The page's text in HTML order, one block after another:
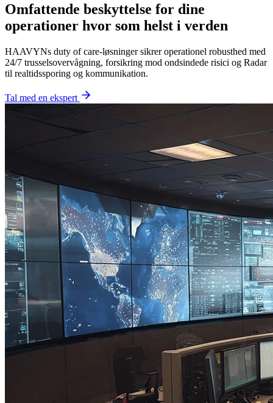
Omfattende beskyttelse for dine
operationer hvor som helst i verden
HAAVYNs duty of care-løsninger sikrer operationel robusthed med
24/7 trusselsovervågning, forsikring mod ondsindede risici og Radar
til realtidssporing og kommunikation.
Tal med en ekspert